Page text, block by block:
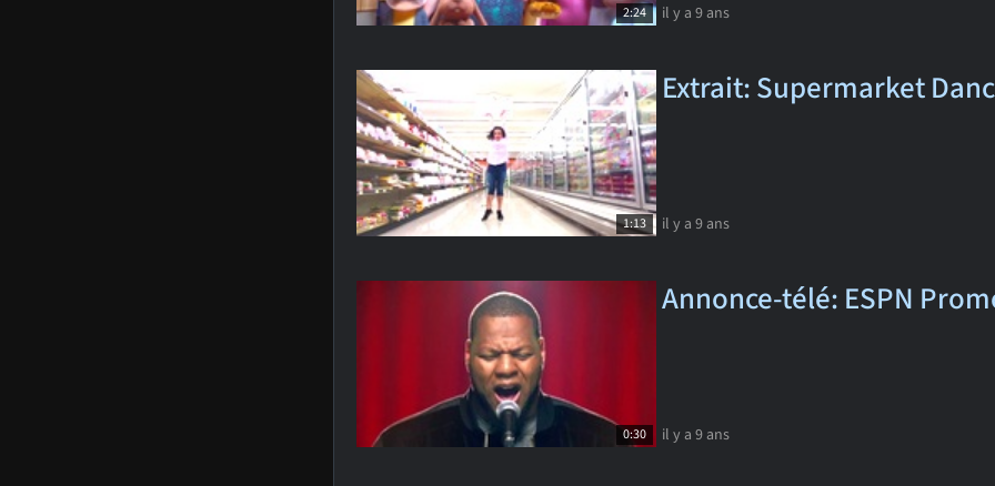
2:24 il y a 9 ans
1:13
Extrait: Supermarket
il y a 9 ans
0:30
Annonce-télé: ESPN
il y a 9 ans